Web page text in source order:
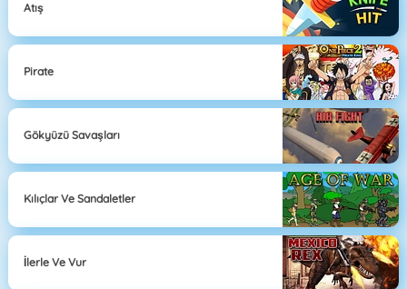
Atış
Pirate
Gökyüzü Savaşları
Kılıçlar Ve Sandaletler
İlerle Ve Vur